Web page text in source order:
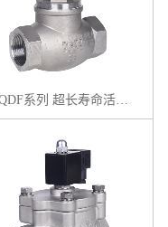
ZQDF系列 超长寿命活塞电磁阀